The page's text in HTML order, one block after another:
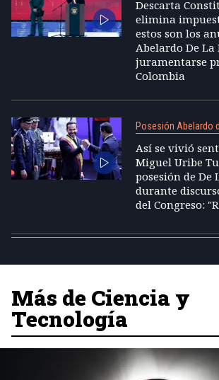
Descarta
elimina
estos son los
Abelardo De
juramentarse
Colombia
Posesión Abelardo
Así se vivió
Miguel Uribe
posesión de De
durante
del Congreso:
Más de Ciencia y
Tecnología